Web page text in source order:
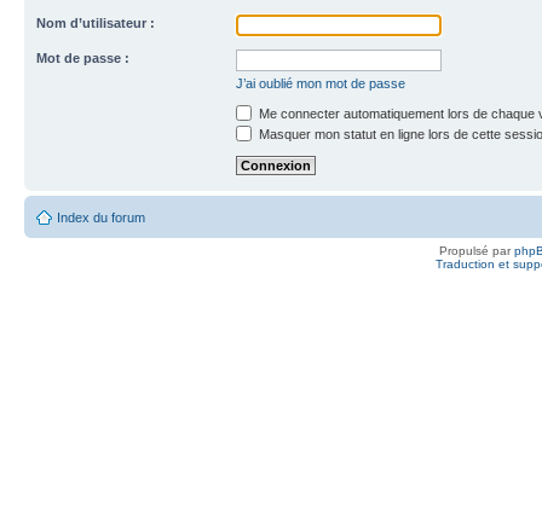
Nom d’utilisateur :
Mot de passe :
J’ai oublié mon mot de passe
Me connecter automatiquement lors de chaque
Masquer mon statut en ligne lors de cette
Index du forum
Propulsé par
Traduction et